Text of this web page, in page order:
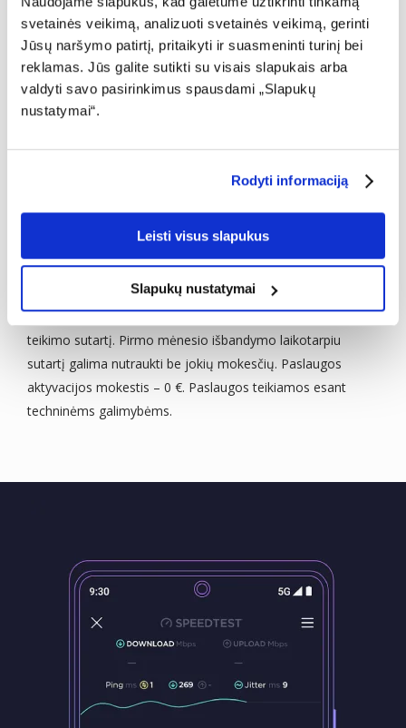
svetainės veikimą, analizuoti svetainės veikimą, gerinti
Jūsų naršymo patirtį, pritaikyti ir suasmeninti turinį bei
reklamas. Jūs galite sutikti su visais slapukais arba
valdyti savo pasirinkimus spausdami „Slapukų
nustatymai“.
Rodyti informaciją
Leisti visus slapukus
Slapukų nustatymai
NUVILIA JŪSŲ INTERNETO KOKYBĖ?
IŠBANDYKITE GREIČIAUSIĄ
Pasiūlymas galioja ribotą laiką privatiems klientams,
užsisakiusiems „Cgates“ interneto planą iki 300 Mb/s, iki
500 Mb/s arba iki 1 Gb/s ir pasirašiusiems 24 mėn. paslaugų
teikimo sutartį. Pirmo mėnesio išbandymo laikotarpiu
sutartį galima nutraukti be jokių mokesčių. Paslaugos
aktyvacijos mokestis – 0 €. Paslaugos teikiamos esant
techninėms galimybėms.